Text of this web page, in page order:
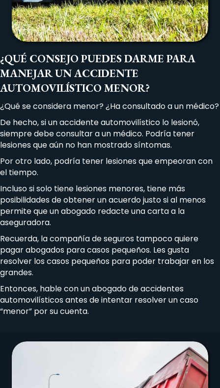
¿QUÉ CONSEJO PUEDES DARME PARA
MANEJAR UN ACCIDENTE
AUTOMOVILÍSTICO MENOR?
¿Qué se considera menor? ¿Ha consultado a un médico?
De hecho, si un accidente automovilístico lo lesionó,
siempre debe consultar a un médico. Podría tener
lesiones que aún no han mostrado síntomas.
Por otro lado, podría tener lesiones que empeoran con
el tiempo.
Incluso si solo tiene lesiones menores, tiene más
posibilidades de obtener un acuerdo justo si al menos
permite que un abogado redacte una carta a la
aseguradora.
Recuerda, la compañía de seguros tampoco quiere
pagar abogados para casos pequeños. Les gusta
resolver los casos pequeños para poder trabajar en los
grandes.
Entonces, hable con un abogado de accidentes
automovilísticos antes de intentar resolver un caso
“menor” por su cuenta.